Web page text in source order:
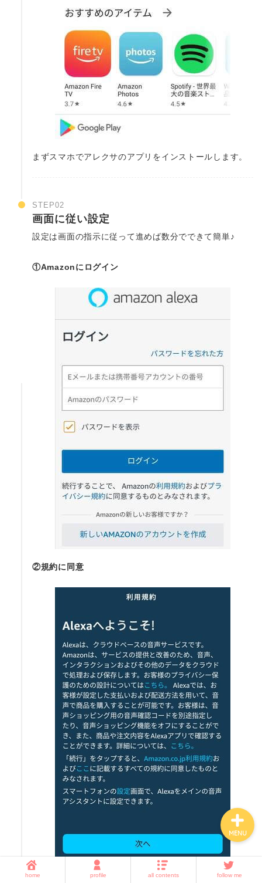
まずスマホでアレクサのアプリをインストールします。
STEP02
画面に従い設定
設定は画面の指示に従って進めば数分でできて簡単♪
①Amazonにログイン
②規約に同意
home profile all contents follow me
MENU
ホーム
子育て
暮らしの知恵
amazon・楽天・ネット通
販